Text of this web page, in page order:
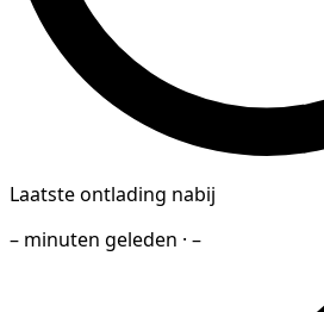
Laatste ontlading nabij
– minuten geleden · –